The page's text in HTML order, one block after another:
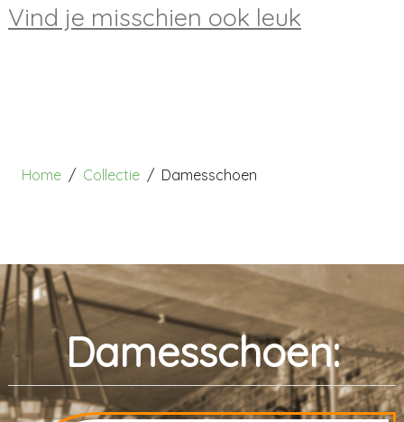
Vind je misschien ook leuk
Home Collectie Damesschoen
Damesschoen: